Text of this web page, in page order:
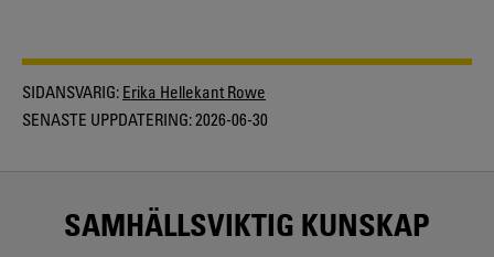
SIDANSVARIG: Erika Hellekant Rowe
SENASTE UPPDATERING:2026-06-30
SAMHÄLLSVIKTIG KUNSKAP